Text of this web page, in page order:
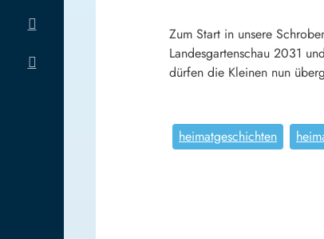
Zum Start in unsere
Landesgartenschau 2031
dürfen die Kleinen nun
heimatgeschichten